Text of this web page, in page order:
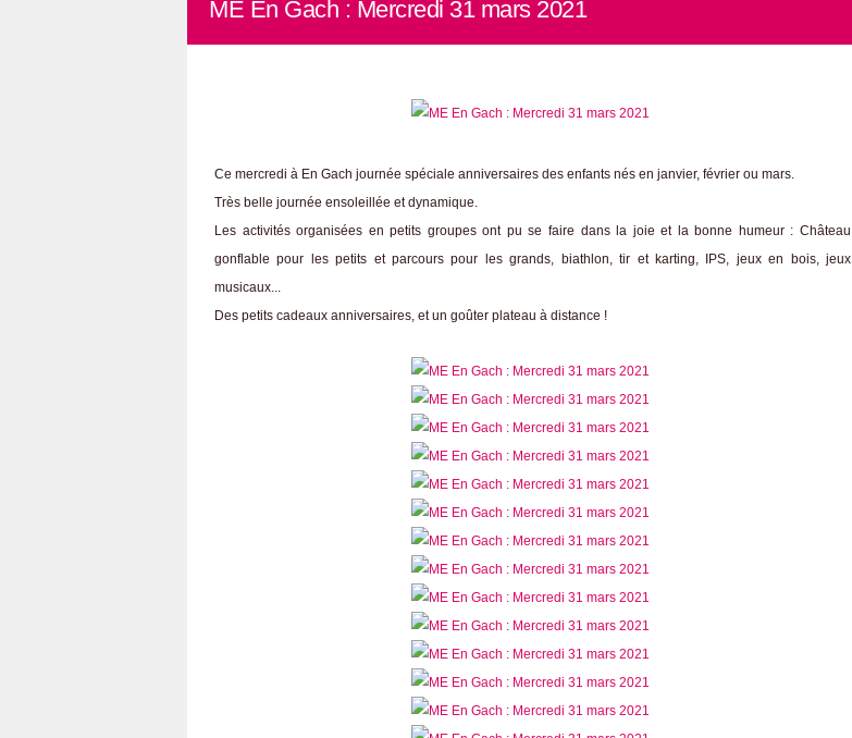
ME En Gach : Mercredi 31 mars 2021
Ce mercredi à En Gach journée spéciale anniversaires des enfants nés en janvier, février ou mars.
Très belle journée ensoleillée et dynamique.
Les activités organisées en petits groupes ont pu se faire dans la joie et la bonne humeur : Château
gonflable pour les petits et parcours pour les grands, biathlon, tir et karting, IPS, jeux en bois, jeux
musicaux...
Des petits cadeaux anniversaires, et un goûter plateau à distance !